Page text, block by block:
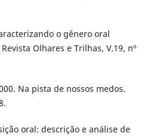
o gênero oral
Olhares e Trilhas, V.19, nº
Na pista de nossos medos.
oral: descrição e análise de